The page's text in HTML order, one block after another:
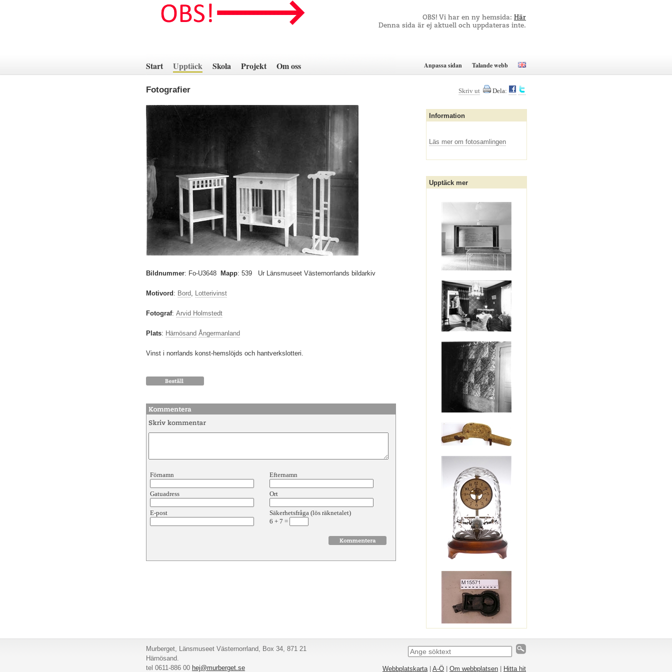
innehåll
OBS! Vi har en ny hemsida: Här
Denna sida är ej aktuell och uppdateras inte.
Start Upptäck Skola Projekt Om oss Anpassa sidan Talande webb
Fotografier
Bildnummer: Fo-U3648 Mapp: 539 Ur Länsmuseet Västernorrlands bildarkiv
Motivord : Bord, Lotterivinst
Fotograf: Arvid Holmstedt
Plats: Härnösand Ångermanland
Vinst i norrlands konst-hemslöjds och hantverkslotteri.
Förnamn Efternamn
Gatuadress Ort
E-post
Säkerhetsfråga (lös räknetalet)
6 + 7 =
Skriv ut Dela:
Information
Läs mer om fotosamlingen
Upptäck mer
Murberget, Länsmuseet Västernorrland, Box 34, 871 21
Härnösand.
tel 0611-886 00 hej@murberget.se Webbplatskarta| A-Ö Om webbplatsen Hitta hit